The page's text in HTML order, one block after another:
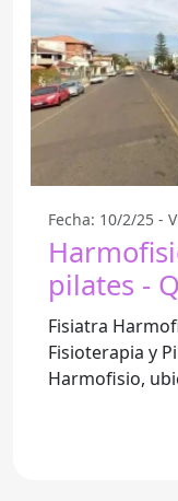
Fecha: 10/2/25 -
pilates -
Fisiatra
Fisioterapia y
Harmofisio,